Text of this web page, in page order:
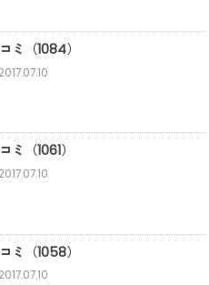
ミ（1084）
2017.07.10
ミ（1061）
2017.07.10
ミ（1058）
2017.07.10